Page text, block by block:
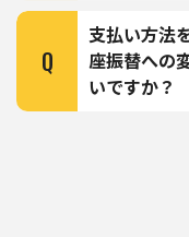
Q
⽀払い⽅法
座振替への
いですか？